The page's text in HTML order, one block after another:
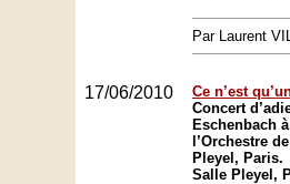
Par Laurent
17/06/2010
Ce n’est
Concert
Eschenbach
l’Orchestre
Pleyel, Paris.
Salle Pleyel,